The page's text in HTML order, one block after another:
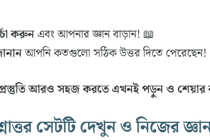
করুনএবং আপনার জ্ঞান বাড়ান! 📖
আপনি কতগুলো সঠিক উত্তর দিতে পেরেছেন!
আরও সহজ করতে এখনই পড়ুন ও
সেটটি দেখুন ও নিজের